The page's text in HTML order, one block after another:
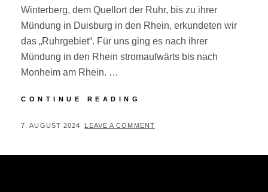
Winterberg, dem Quellort der Ruhr, bis zu ihrer
Mündung in Duisburg in den Rhein, erkundeten wir
das „Ruhrgebiet“. Für uns ging es nach ihrer
Mündung in den Rhein stromaufwärts bis nach
Monheim am Rhein. …
CONTINUE READING
RADTOUR
POSTED
7. AUGUST 2024 BY
PLEAVE A COMMENT